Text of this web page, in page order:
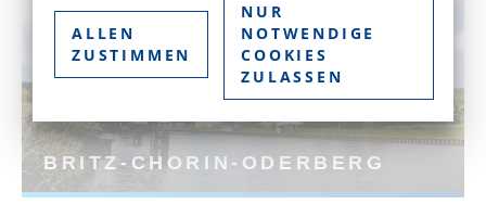
BRITZ-CHORIN-ODERBERG
ALLEN
ZUSTIMMEN
NUR
NOTWENDIGE
COOKIES
ZULASSEN